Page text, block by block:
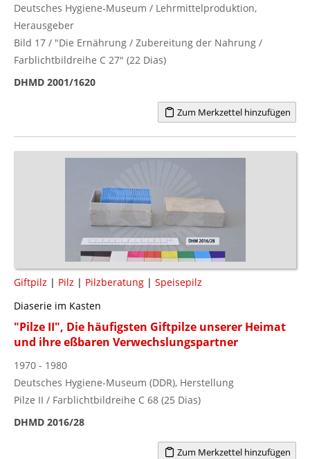
Deutsches Hygiene-Museum / Lehrmittelproduktion,
Herausgeber
Bild 17 / "Die Ernährung / Zubereitung der Nahrung /
Farblichtbildreihe C 27" (22 Dias)
DHMD 2001/1620
Zum Merkzettel hinzufügen
Giftpilz | Pilz | Pilzberatung | Speisepilz
Diaserie im Kasten
"Pilze II", Die häufigsten Giftpilze unserer Heimat
und ihre eßbaren Verwechslungspartner
1970 - 1980
Deutsches Hygiene-Museum (DDR), Herstellung
Pilze II / Farblichtbildreihe C 68 (25 Dias)
DHMD 2016/28
Zum Merkzettel hinzufügen